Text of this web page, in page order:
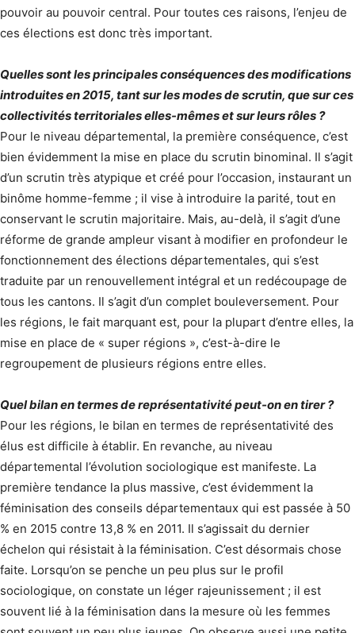
pouvoir au pouvoir central. Pour toutes ces raisons, l’enjeu de
ces élections est donc très important.
Quelles sont les principales conséquences des modifications
introduites en 2015, tant sur les modes de scrutin, que sur ces
collectivités territoriales elles-mêmes et sur leurs rôles ?
Pour le niveau départemental, la première conséquence, c’est
bien évidemment la mise en place du scrutin binominal. Il s’agit
d’un scrutin très atypique et créé pour l’occasion, instaurant un
binôme homme-femme ; il vise à introduire la parité, tout en
conservant le scrutin majoritaire. Mais, au-delà, il s’agit d’une
réforme de grande ampleur visant à modifier en profondeur le
fonctionnement des élections départementales, qui s’est
traduite par un renouvellement intégral et un redécoupage de
tous les cantons. Il s’agit d’un complet bouleversement. Pour
les régions, le fait marquant est, pour la plupart d’entre elles, la
mise en place de « super régions », c’est-à-dire le
regroupement de plusieurs régions entre elles.
Quel bilan en termes de représentativité peut-on en tirer ?
Pour les régions, le bilan en termes de représentativité des
élus est difficile à établir. En revanche, au niveau
départemental l’évolution sociologique est manifeste. La
première tendance la plus massive, c’est évidemment la
féminisation des conseils départementaux qui est passée à 50
% en 2015 contre 13,8 % en 2011. Il s’agissait du dernier
échelon qui résistait à la féminisation. C’est désormais chose
faite. Lorsqu’on se penche un peu plus sur le profil
sociologique, on constate un léger rajeunissement ; il est
souvent lié à la féminisation dans la mesure où les femmes